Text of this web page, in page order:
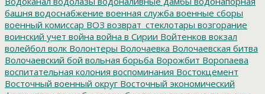
башня водоснабжение военная служба военные сборы
военный комиссар ВОЗ возврат_стеклотары возгорание
воинский учет война война в Сирии Войтенков вокзал
волейбол волк Волонтеры Волочаевка Волочаевская битва
Волочаевский бой вольная борьба Ворожбит Воропаева
воспитательная колония воспоминания Востокцемент
Восточный военный округ Восточный экономический